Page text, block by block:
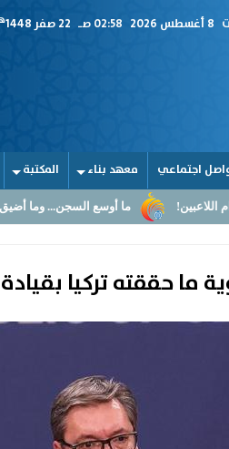
02:58 صـ
اجتماعي معهد بناء المكتبة
السجن... وما أضيق القلوب
ما حققته تركيا